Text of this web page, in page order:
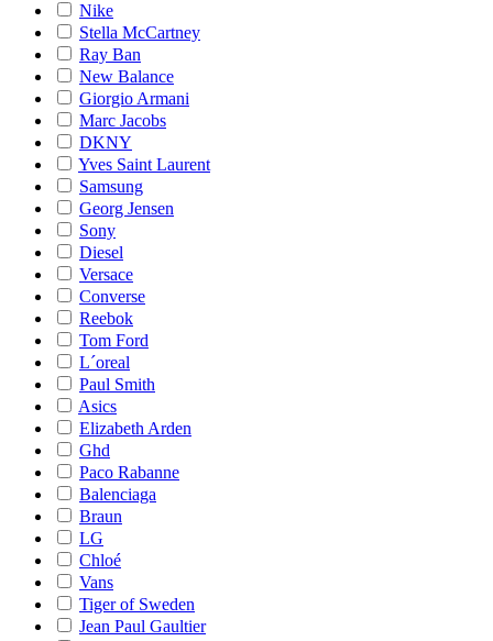
Nike
Stella McCartney
Ray Ban
New Balance
Giorgio Armani
Marc Jacobs
DKNY
Yves Saint Laurent
Samsung
Georg Jensen
Sony
Diesel
Versace
Converse
Reebok
Tom Ford
L´oreal
Paul Smith
Asics
Elizabeth Arden
Ghd
Paco Rabanne
Balenciaga
Braun
LG
Chloé
Vans
Tiger of Sweden
Jean Paul Gaultier